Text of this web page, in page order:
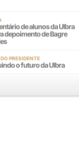
de alunos da Ulbra
depoimento de Bagre
PRESIDENTE
o futuro da Ulbra